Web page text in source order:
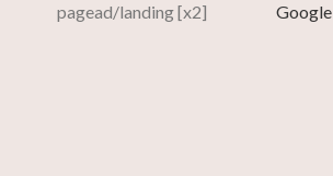
pagead/landing [x2] Google